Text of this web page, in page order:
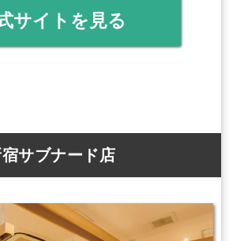
サイトを見る
サブナード店